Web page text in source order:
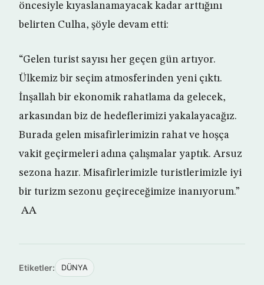
öncesiyle kıyaslanamayacak kadar arttığını
belirten Culha, şöyle devam etti:
“Gelen turist sayısı her geçen gün artıyor.
Ülkemiz bir seçim atmosferinden yeni çıktı.
İnşallah bir ekonomik rahatlama da gelecek,
arkasından biz de hedeflerimizi yakalayacağız.
Burada gelen misafirlerimizin rahat ve hoşça
vakit geçirmeleri adına çalışmalar yaptık. Arsuz
sezona hazır. Misafirlerimizle turistlerimizle iyi
bir turizm sezonu geçireceğimize inanıyorum.”
AA
Etiketler: DÜNYA